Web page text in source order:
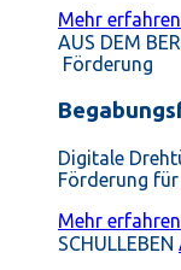
Mehr
AUS DEM
Förderung
Digitale
Förderung
Mehr
SCHULLEBEN